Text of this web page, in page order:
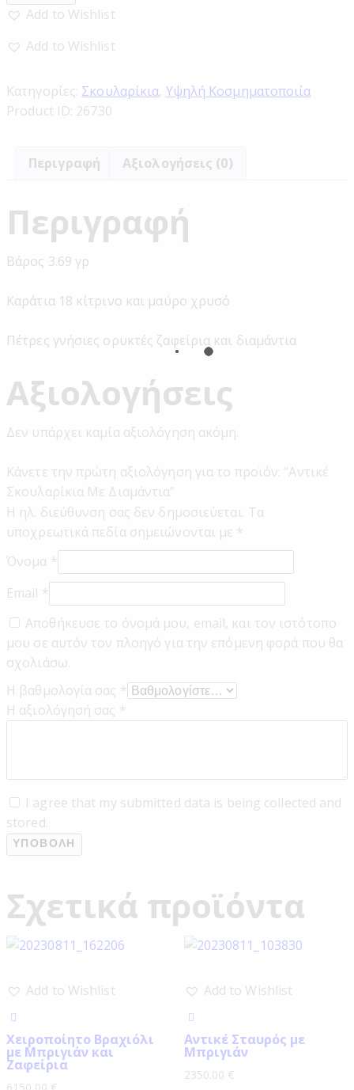
Add to Wishlist
Add to Wishlist
Κατηγορίες: Σκουλαρίκια, Υψηλή Κοσμηματοποιία
Product ID: 26730
Περιγραφή Αξιολογήσεις (0)
Περιγραφή
Βάρος 3.69 γρ
Καράτια 18 κίτρινο και μαύρο χρυσό
Πέτρες γνήσιες ορυκτές ζαφείρια και διαμάντια
Αξιολογήσεις
Δεν υπάρχει καμία αξιολόγηση ακόμη.
Κάνετε την πρώτη αξιολόγηση για το προϊόν: “Αντικέ
Σκουλαρίκια Με Διαμάντια”
Η ηλ. διεύθυνση σας δεν δημοσιεύεται. Τα
υποχρεωτικά πεδία σημειώνονται με *
Όνομα *
Email *
Αποθήκευσε το όνομά μου, email, και τον ιστότοπο
μου σε αυτόν τον πλοηγό για την επόμενη φορά που θα
σχολιάσω.
Η βαθμολογία σας *
Η αξιολόγησή σας *
I agree that my submitted data is being collected and
stored.
Σχετικά προϊόντα
Add to Wishlist
Χειροποίητο Βραχιόλι
με Μπριγιάν και
Ζαφείρια
Add to Wishlist
Αντικέ Σταυρός με
Μπριγιάν
2350.00 €